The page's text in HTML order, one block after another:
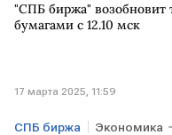
"СПБ биржа" возобновит
бумагами с 12.10 мск
17 марта 2025, 11:59
СПБ биржа Экономика